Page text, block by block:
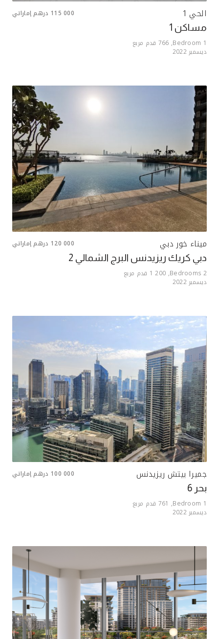
الحي 1 115 000 درهم إماراتي
مساكن 1
1
766 قدم مربع
ديسمبر 2022
ميناء خور دبي 120 000 درهم إماراتي
دبي كريك ريزيدنس البرج الشمالي 2
2
1 200 قدم مربع
ديسمبر 2022
جميرا بيتش ريزيدنس 100 000 درهم إماراتي
بحر 6
1
761 قدم مربع
ديسمبر 2022